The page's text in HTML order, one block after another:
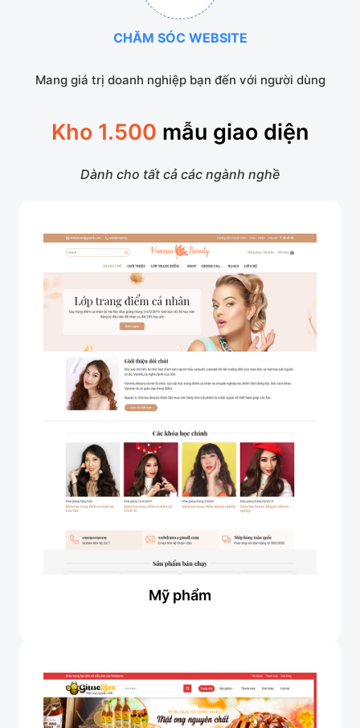
CHĂM SÓC WEBSITE
Mang giá trị doanh nghiệp bạn đến với người dùng
Kho 1.500 mẫu giao diện
Dành cho tất cả các ngành nghề
Mỹ phẩm